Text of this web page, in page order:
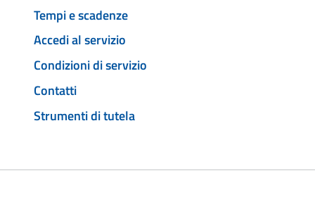
Tempi e scadenze
Accedi al servizio
Condizioni di servizio
Contatti
Strumenti di tutela